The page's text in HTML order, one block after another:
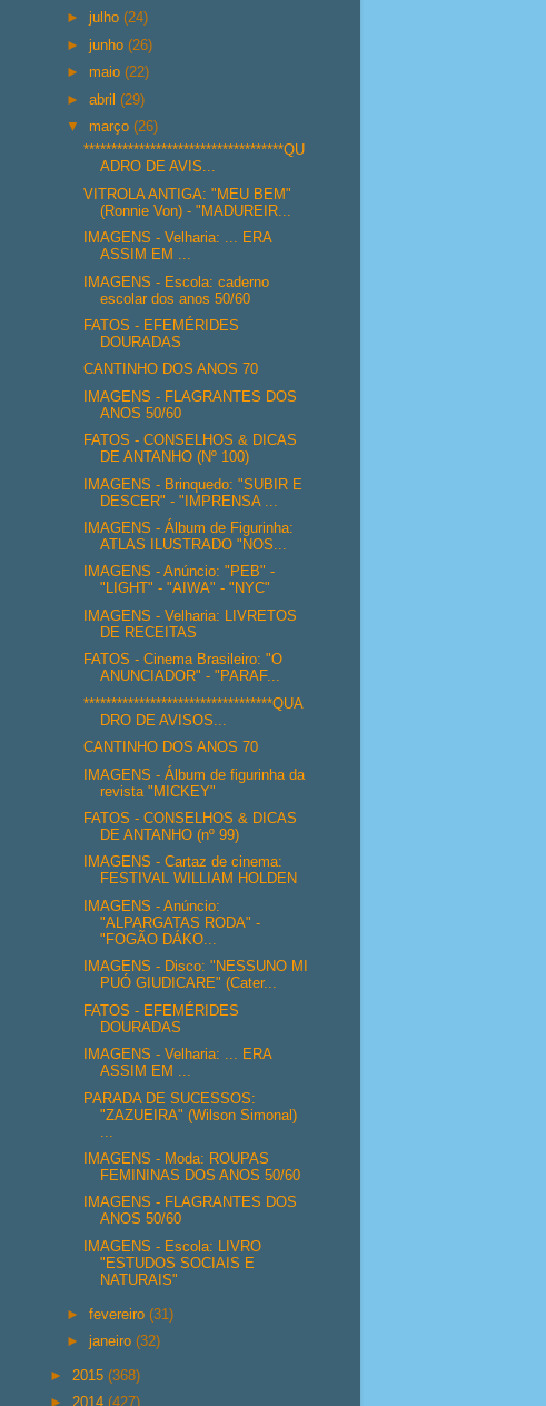
►julho(24)
►junho(26)
► maio(22)
►abril(29)
▼ março(26)
************************************QU
ADRO DE AVIS...
VITROLA ANTIGA: "MEU BEM"
(Ronnie Von) - "MADUREIR...
IMAGENS - Velharia: ... ERA
ASSIM EM ...
IMAGENS - Escola: caderno
escolar dos anos 50/60
FATOS - EFEMÉRIDES
DOURADAS
CANTINHO DOS ANOS 70
IMAGENS - FLAGRANTES DOS
ANOS 50/60
FATOS - CONSELHOS & DICAS
DE ANTANHO (Nº 100)
IMAGENS - Brinquedo: "SUBIR E
DESCER" - "IMPRENSA ...
IMAGENS - Álbum de Figurinha:
ATLAS ILUSTRADO "NOS...
IMAGENS - Anúncio: "PEB" -
"LIGHT" - "AIWA" - "NYC"
IMAGENS - Velharia: LIVRETOS
DE RECEITAS
FATOS - Cinema Brasileiro: "O
ANUNCIADOR" - "PARAF...
**********************************QUA
DRO DE AVISOS...
CANTINHO DOS ANOS 70
IMAGENS - Álbum de figurinha da
revista "MICKEY"
FATOS - CONSELHOS & DICAS
DE ANTANHO (nº 99)
IMAGENS - Cartaz de cinema:
FESTIVAL WILLIAM HOLDEN
IMAGENS - Anúncio:
"ALPARGATAS RODA" -
"FOGÃO DÁKO...
IMAGENS - Disco: "NESSUNO MI
PUÓ GIUDICARE" (Cater...
FATOS - EFEMÉRIDES
DOURADAS
IMAGENS - Velharia: ... ERA
ASSIM EM ...
PARADA DE SUCESSOS:
"ZAZUEIRA" (Wilson Simonal)
IMAGENS - Moda: ROUPAS
FEMININAS DOS ANOS 50/60
IMAGENS - FLAGRANTES DOS
ANOS 50/60
IMAGENS - Escola: LIVRO
"ESTUDOS SOCIAIS E
NATURAIS"
►fevereiro(31)
►janeiro(32)
► 2015 (368)
► 2014 (427)